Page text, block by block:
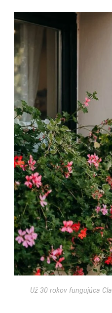
Už 30 rokov fungujúca